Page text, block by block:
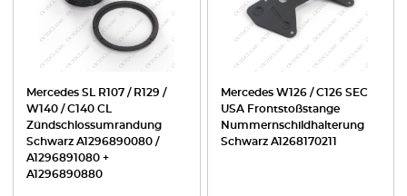
Mercedes SL R107 / R129 /
W140 / C140 CL
Zündschlossumrandung
Schwarz A1296890080 /
A1296891080 +
A1296890880
Mercedes W126 / C126 SEC
USA Frontstoßstange
Nummernschildhalterung
Schwarz A1268170211